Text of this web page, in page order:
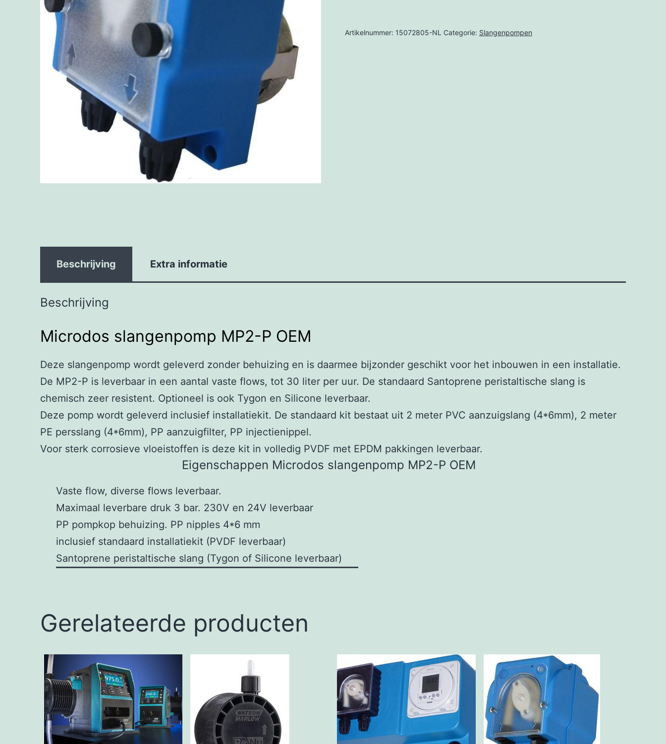
Artikelnummer: 15072805-NL Categorie: Slangenpompen
Beschrijving Extra informatie
Beschrijving
Microdos slangenpomp MP2-P OEM
Deze slangenpomp wordt geleverd zonder behuizing en is daarmee bijzonder geschikt voor het inbouwen in een installatie.
De MP2-P is leverbaar in een aantal vaste flows, tot 30 liter per uur. De standaard Santoprene peristaltische slang is
chemisch zeer resistent. Optioneel is ook Tygon en Silicone leverbaar.
Deze pomp wordt geleverd inclusief installatiekit. De standaard kit bestaat uit 2 meter PVC aanzuigslang (4*6mm), 2 meter
PE persslang (4*6mm), PP aanzuigfilter, PP injectienippel.
Voor sterk corrosieve vloeistoffen is deze kit in volledig PVDF met EPDM pakkingen leverbaar.
Eigenschappen Microdos slangenpomp MP2-P OEM
Vaste flow, diverse flows leverbaar.
Maximaal leverbare druk 3 bar. 230V en 24V leverbaar
PP pompkop behuizing. PP nipples 4*6 mm
inclusief standaard installatiekit (PVDF leverbaar)
Santoprene peristaltische slang (Tygon of Silicone leverbaar)
Gerelateerde producten